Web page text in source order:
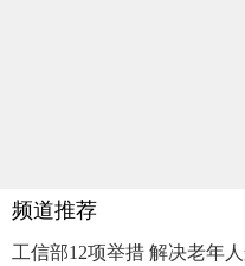
频道推荐
工信部12项举措 解决老年